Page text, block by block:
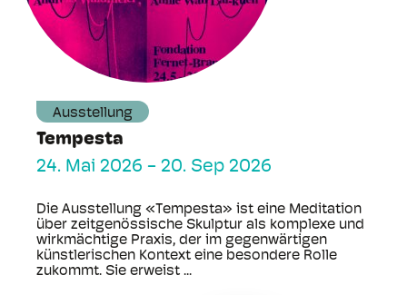
Ausstellung
Tempesta
24. Mai 2026 - 20. Sep 2026
Die Ausstellung «Tempesta» ist eine Meditation
über zeitgenössische Skulptur als komplexe und
wirkmächtige Praxis, der im gegenwärtigen
künstlerischen Kontext eine besondere Rolle
zukommt. Sie erweist ...